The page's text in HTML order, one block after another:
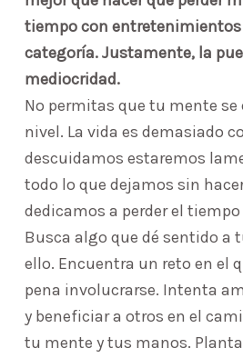
tiempo con entretenimientos
categoría. Justamente, la
mediocridad.
No permitas que tu mente se
nivel. La vida es demasiado
descuidamos estaremos
todo lo que dejamos sin
dedicamos a perder el
Busca algo que dé sentido a
ello. Encuentra un reto en el
pena involucrarse. Intenta
y beneficiar a otros en el
tu mente y tus manos.